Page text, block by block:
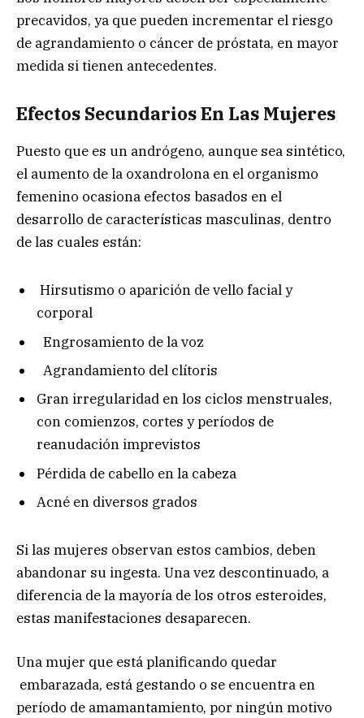
precavidos, ya que pueden incrementar el riesgo
de agrandamiento o cáncer de próstata, en mayor
medida si tienen antecedentes.
Efectos Secundarios En Las Mujeres
Puesto que es un andrógeno, aunque sea sintético,
el aumento de la oxandrolona en el organismo
femenino ocasiona efectos basados en el
desarrollo de características masculinas, dentro
de las cuales están:
Hirsutismo o aparición de vello facial y
corporal
Engrosamiento de la voz
Agrandamiento del clítoris
Gran irregularidad en los ciclos menstruales,
con comienzos, cortes y períodos de
reanudación imprevistos
Pérdida de cabello en la cabeza
Acné en diversos grados
Si las mujeres observan estos cambios, deben
abandonar su ingesta. Una vez descontinuado, a
diferencia de la mayoría de los otros esteroides,
estas manifestaciones desaparecen.
Una mujer que está planificando quedar
embarazada, está gestando o se encuentra en
período de amamantamiento, por ningún motivo